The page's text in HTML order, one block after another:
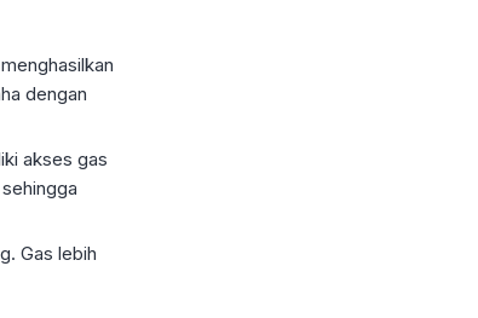
dengan
akses gas
Gas lebih